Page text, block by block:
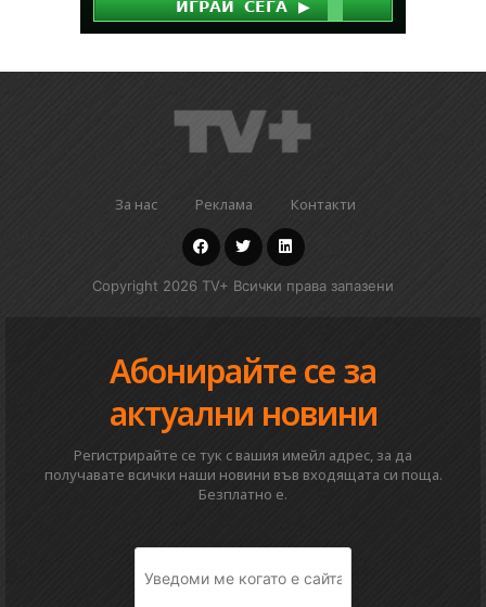
За нас Реклама Контакти
Copyright 2026 TV+ Всички права запазени
Абонирайте се за
актуални новини
Регистрирайте се тук с вашия имейл адрес, за да
получавате всички наши новини във входящата си поща.
Безплатно е.